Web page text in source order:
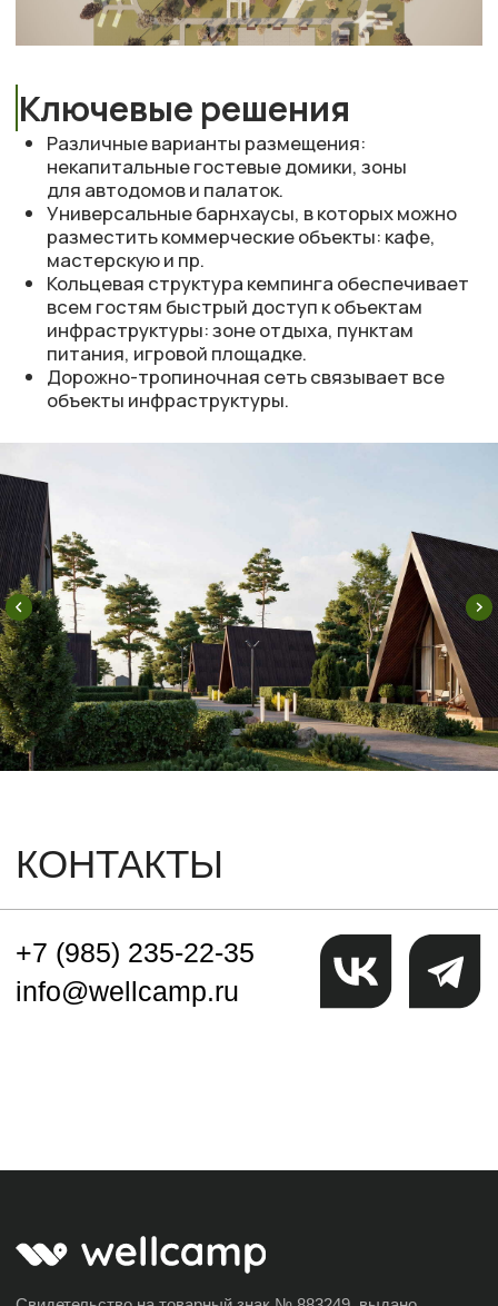
КОНТАКТЫ
+7 (985) 235-22-35
info@wellcamp.ru
© 2026 ООО «Вэлкэмп»
Политика конфиденциальности
О нас
Услуги База знаний
ООО «Вэлкэмп»
г. Москва, Дубининская, 71
Как добраться
Государственном реестре товарных знаков.